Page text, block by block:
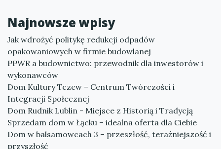
Najnowsze wpisy
Jak wdrożyć politykę redukcji odpadów
opakowaniowych w firmie budowlanej
PPWR a budownictwo: przewodnik dla inwestorów i
wykonawców
Dom Kultury Tczew – Centrum Twórczości i
Integracji Społecznej
Dom Rudnik Lublin - Miejsce z Historią i Tradycją
Sprzedam dom w Łącku – idealna oferta dla Ciebie
Dom w balsamowcach 3 – przeszłość, teraźniejszość i
przyszłość